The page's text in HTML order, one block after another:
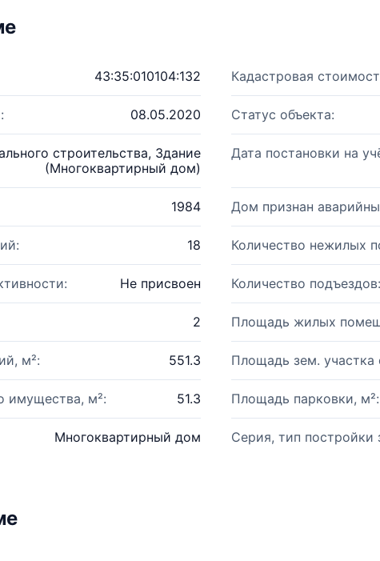
43:35:010104:132 Кадастровая
08.05.2020 Статус объекта:
строительства, Здание
(Многоквартирный дом)
Дата постановки на
1984 Дом признан
18 Количество нежилых
Не присвоен Количество подъездов:
2 Площадь жилых
м²: 551.3 Площадь зем.
имущества, м²: 51.3 Площадь парковки, м²:
Многоквартирный дом Серия, тип постройки